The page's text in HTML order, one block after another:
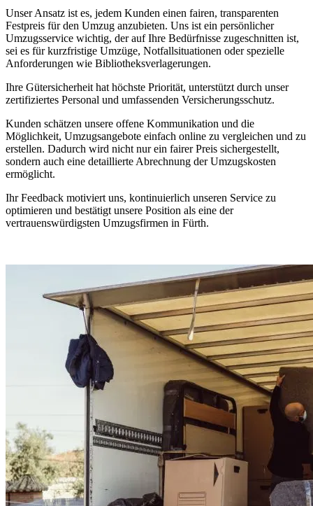
Unser Ansatz ist es, jedem Kunden einen fairen, transparenten
Festpreis für den Umzug anzubieten. Uns ist ein persönlicher
Umzugsservice wichtig, der auf Ihre Bedürfnisse zugeschnitten ist,
sei es für kurzfristige Umzüge, Notfallsituationen oder spezielle
Anforderungen wie Bibliotheksverlagerungen.
Ihre Gütersicherheit hat höchste Priorität, unterstützt durch unser
zertifiziertes Personal und umfassenden Versicherungsschutz.
Kunden schätzen unsere offene Kommunikation und die
Möglichkeit, Umzugsangebote einfach online zu vergleichen und zu
erstellen. Dadurch wird nicht nur ein fairer Preis sichergestellt,
sondern auch eine detaillierte Abrechnung der Umzugskosten
ermöglicht.
Ihr Feedback motiviert uns, kontinuierlich unseren Service zu
optimieren und bestätigt unsere Position als eine der
vertrauenswürdigsten Umzugsfirmen in Fürth.